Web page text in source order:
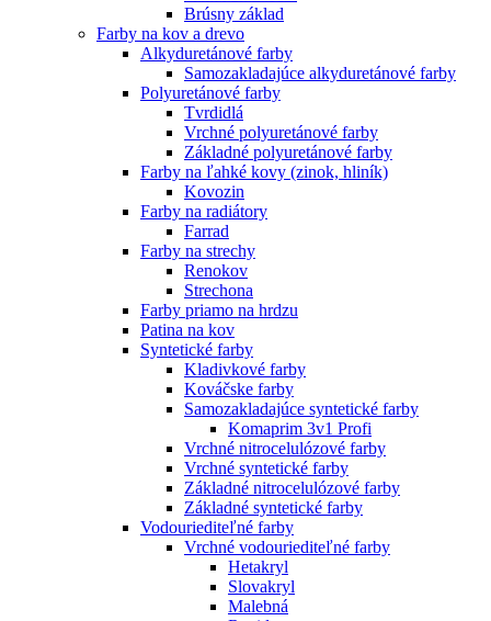
Brúsny základ
Farby na kov a drevo
Alkyduretánové farby
Samozakladajúce alkyduretánové farby
Polyuretánové farby
Tvrdidlá
Vrchné polyuretánové farby
Základné polyuretánové farby
Farby na ľahké kovy (zinok, hliník)
Kovozin
Farby na radiátory
Farrad
Farby na strechy
Renokov
Strechona
Farby priamo na hrdzu
Patina na kov
Syntetické farby
Kladivkové farby
Kováčske farby
Samozakladajúce syntetické farby
Komaprim 3v1 Profi
Vrchné nitrocelulózové farby
Vrchné syntetické farby
Základné nitrocelulózové farby
Základné syntetické farby
Vodouriediteľné farby
Vrchné vodouriediteľné farby
Hetakryl
Slovakryl
Malebná